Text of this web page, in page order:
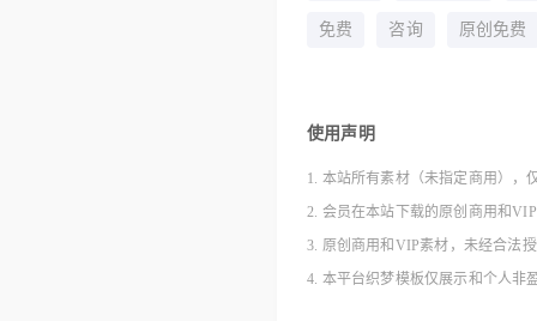
免费 咨询 原创免费
使用声明
1. 本站所有素材（未指定商用），
2. 会员在本站下载的原创商用和
3. 原创商用和VIP素材，未经合法
4. 本平台织梦模板仅展示和个人非